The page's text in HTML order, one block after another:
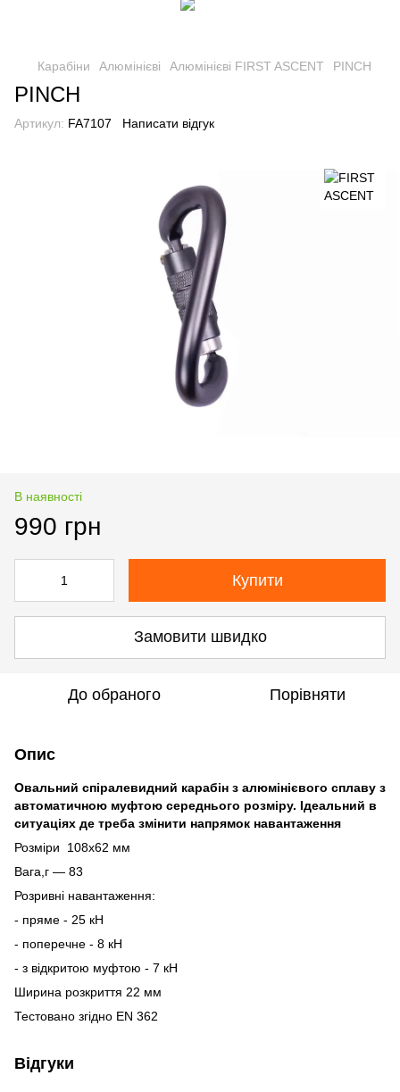
Карабіни Алюмінієві Алюмінієві FIRST ASCENT PINCH
PINCH
Артикул: FA7107 Написати відгук
В наявності
990 грн
Купити
Замовити швидко
До обраного Порівняти
Опис
Овальний спіралевидний карабін з алюмінієвого сплаву з
автоматичною муфтою середнього розміру. Ідеальний в
ситуаціях де треба змінити напрямок навантаження
Розміри 108х62 мм
Вага,г — 83
Розривні навантаження:
- пряме - 25 кН
- поперечне - 8 кН
- з відкритою муфтою - 7 кН
Ширина розкриття 22 мм
Тестовано згідно EN 362
Відгуки